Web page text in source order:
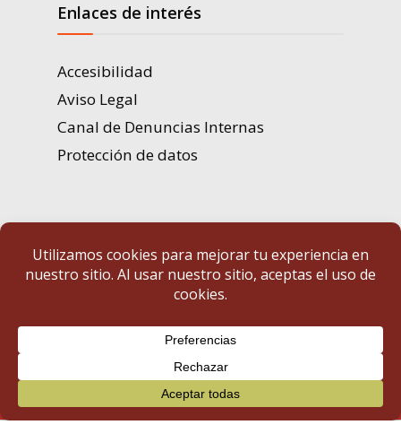
Enlaces de interés
Accesibilidad
Aviso Legal
Canal de Denuncias Internas
Protección de datos
Portal de Transparencia | Diputación de Badajoz